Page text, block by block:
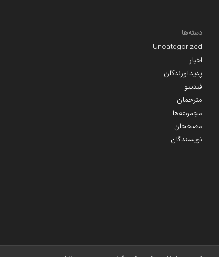
دسته‌ها
Uncategorized
اخبار
پدیدآورندگان
فیدیبو
مترجمان
مجموعه‌ها
مصححان
نویسندگان